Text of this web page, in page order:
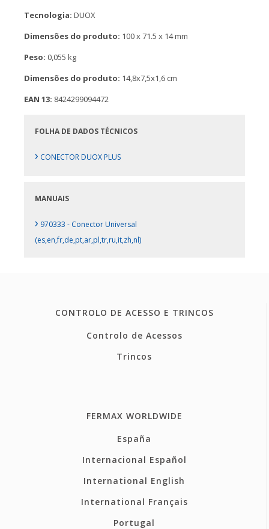
Tecnologia: DUOX
Dimensões do produto: 100 x 71.5 x 14 mm
Peso: 0,055 kg
Dimensões do produto: 14,8x7,5x1,6 cm
EAN 13: 8424299094472
FOLHA DE DADOS TÉCNICOS
› CONECTOR DUOX PLUS
MANUAIS
› 970333 - Conector Universal
(es,en,fr,de,pt,ar,pl,tr,ru,it,zh,nl)
CONTROLO DE ACESSO E TRINCOS
Controlo de Acessos
Trincos
FERMAX WORLDWIDE
España
Internacional Español
International English
International Français
Portugal